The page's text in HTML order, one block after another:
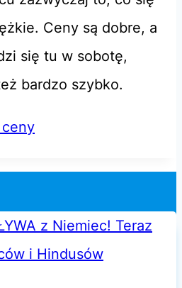
Ceny są dobre, a
się tu w sobotę,
bardzo szybko.